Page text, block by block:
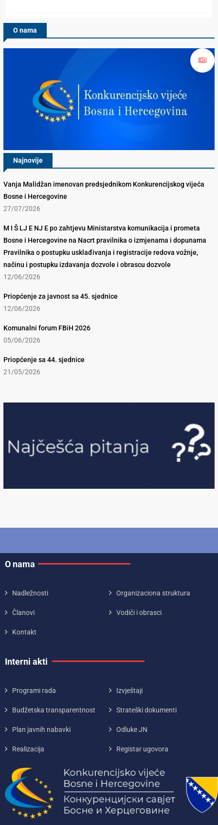
O nama
Najnovije
Vanja Malidžan imenovan predsjednikom Konkurencijskog vijeća
Bosne i Hercegovine
27/07/2026
M I Š LJ E NJ E po zahtjevu Ministarstva komunikacija i prometa
Bosne i Hercegovine na Nacrt pravilnika o izmjenama i dopunama
Pravilnika o postupku usklađivanja i registracije redova vožnje,
načinu i postupku izdavanja dozvole i obrascu dozvole
12/06/2026
Priopćenje za javnost sa 45. sjednice
12/06/2026
Komunalni forum FBiH 2026
05/06/2026
Priopćenje sa 44. sjednice
21/05/2026
O nama
Nadležnosti Organizaciona struktura
Članovi Vodiči i obrasci
Kontakt
Interni akti
Programi rada Izvještaji
Budžetska transparentnost Strateški dokumenti
Plan javnih nabavki Odluke JN
Realizacija Registar ugovora